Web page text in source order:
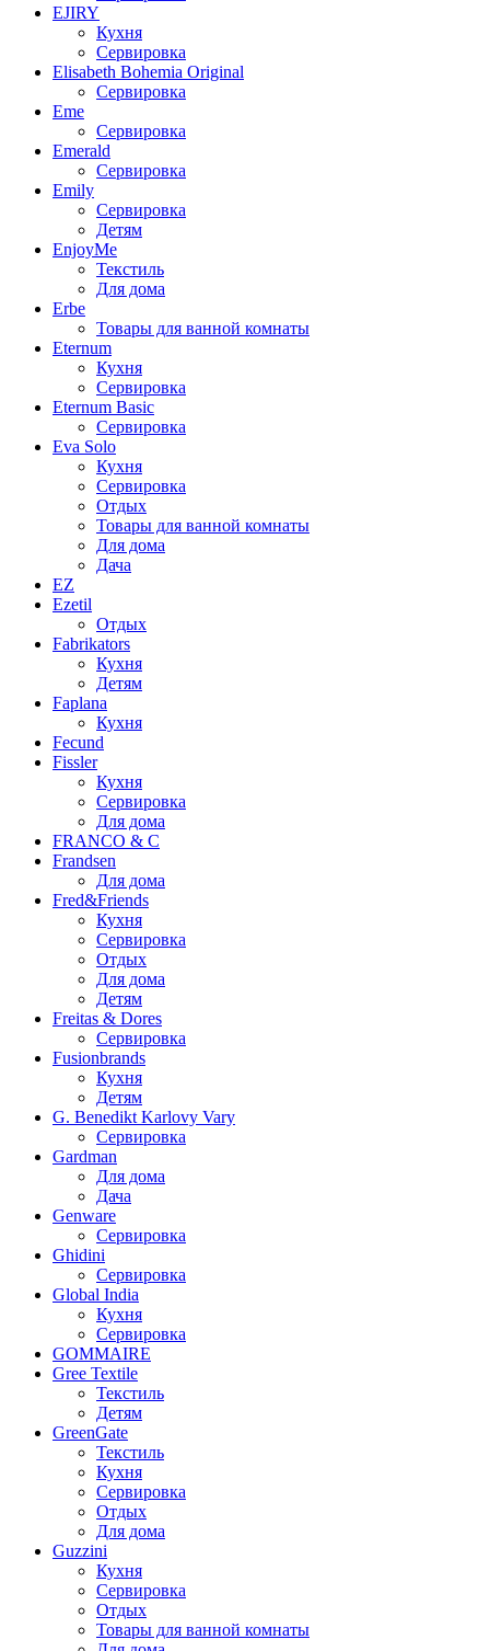
EJIRY
Кухня
Сервировка
Elisabeth Bohemia Original
Сервировка
Eme
Сервировка
Emerald
Сервировка
Emily
Сервировка
Детям
EnjoyMe
Текстиль
Для дома
Erbe
Товары для ванной комнаты
Eternum
Кухня
Сервировка
Eternum Basic
Сервировка
Eva Solo
Кухня
Сервировка
Отдых
Товары для ванной комнаты
Для дома
Дача
EZ
Ezetil
Отдых
Fabrikators
Кухня
Детям
Faplana
Кухня
Fecund
Fissler
Кухня
Сервировка
Для дома
FRANCO & C
Frandsen
Для дома
Fred&Friends
Кухня
Сервировка
Отдых
Для дома
Детям
Freitas & Dores
Сервировка
Fusionbrands
Кухня
Детям
G. Benedikt Karlovy Vary
Сервировка
Gardman
Для дома
Дача
Genware
Сервировка
Ghidini
Сервировка
Global India
Кухня
Сервировка
GOMMAIRE
Gree Textile
Текстиль
Детям
GreenGate
Текстиль
Кухня
Сервировка
Отдых
Для дома
Guzzini
Кухня
Сервировка
Отдых
Товары для ванной комнаты